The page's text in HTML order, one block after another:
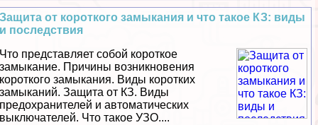
Защита от короткого замыкания и что такое КЗ: виды
и последствия
Что представляет собой короткое
замыкание. Причины возникновения
короткого замыкания. Виды коротких
замыканий. Защита от КЗ. Виды
пpeдoxpaнителей и автоматических
выключателей. Что такое УЗО....